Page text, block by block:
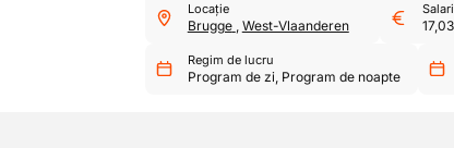
Locație
Brugge , West-Vlaanderen 17,03
Regim de lucru
Program de zi, Program de noapte